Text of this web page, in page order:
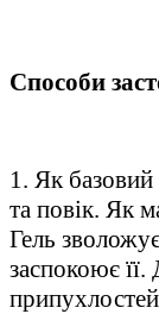
Способи
1. Як
та повік. Як
Гель
заспокоює